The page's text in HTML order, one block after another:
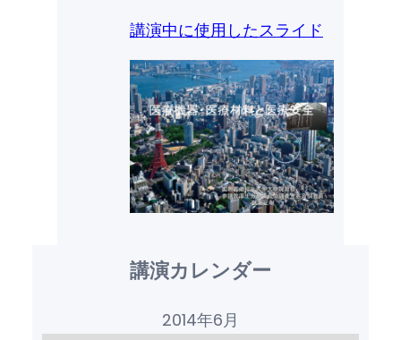
講演中に使用したスライド
講演カレンダー
2014年6月